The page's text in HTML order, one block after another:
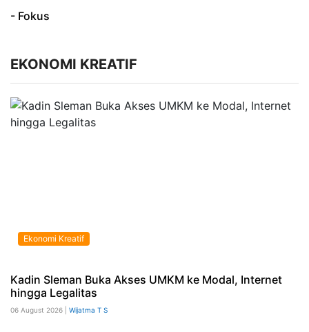
- Fokus
EKONOMI KREATIF
Ekonomi Kreatif
Kadin Sleman Buka Akses UMKM ke Modal, Internet
hingga Legalitas
06 August 2026 | Wijatma T S